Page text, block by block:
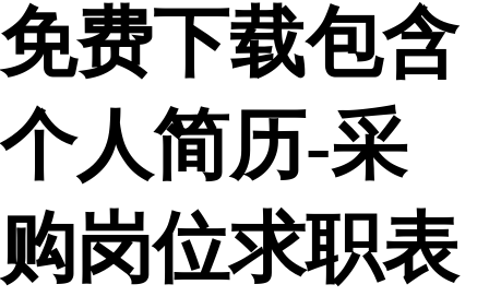
免费下载包含
个人简历-采
购岗位求职表